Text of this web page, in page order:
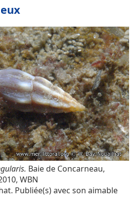
Baie de Concarneau,
WBN
Publiée(s) avec son aimable